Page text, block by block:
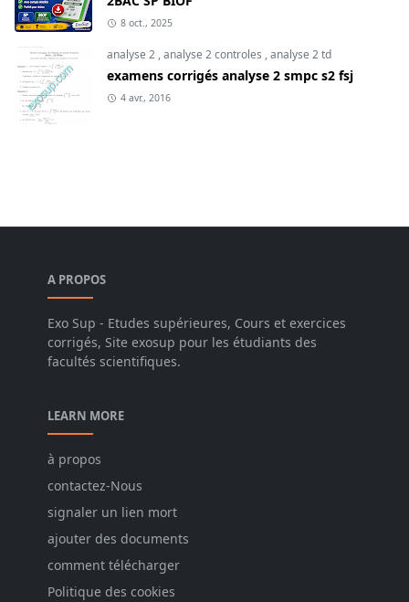
8 oct., 2025
analyse 2 ,analyse 2 controles ,analyse 2 td
examens corrigés analyse 2 smpc s2 fsj
4 avr., 2016
A PROPOS
Exo Sup - Etudes supérieures, Cours et exercices
corrigés, Site exosup pour les étudiants des
facultés scientifiques.
LEARN MORE
à propos
contactez-Nous
signaler un lien mort
ajouter des documents
comment télécharger
Politique des cookies